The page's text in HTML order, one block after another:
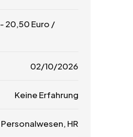
- 20,50 Euro /
02/10/2026
Keine Erfahrung
Personalwesen, HR